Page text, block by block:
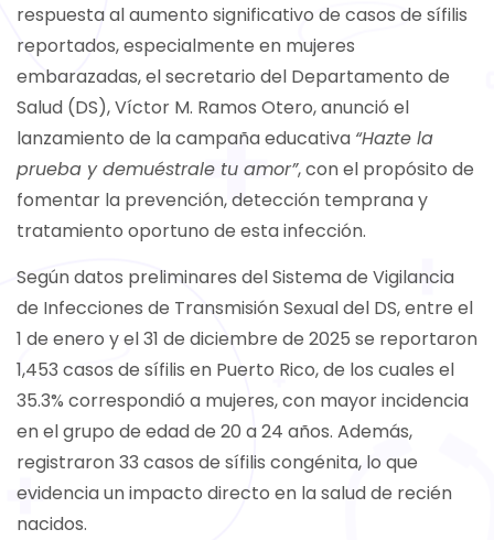
respuesta al aumento significativo de casos de sífilis
reportados, especialmente en mujeres
embarazadas, el secretario del Departamento de
Salud (DS), Víctor M. Ramos Otero, anunció el
lanzamiento de la campaña educativa “Hazte la
prueba y demuéstrale tu amor”, con el propósito de
fomentar la prevención, detección temprana y
tratamiento oportuno de esta infección.
Según datos preliminares del Sistema de Vigilancia
de Infecciones de Transmisión Sexual del DS, entre el
1 de enero y el 31 de diciembre de 2025 se reportaron
1,453 casos de sífilis en Puerto Rico, de los cuales el
35.3% correspondió a mujeres, con mayor incidencia
en el grupo de edad de 20 a 24 años. Además,
registraron 33 casos de sífilis congénita, lo que
evidencia un impacto directo en la salud de recién
nacidos.